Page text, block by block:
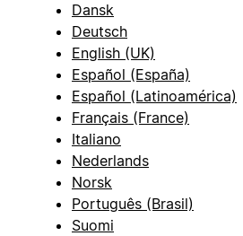
Dansk
Deutsch
English (UK)
Español (España)
Español (Latinoamérica)
Français (France)
Italiano
Nederlands
Norsk
Português (Brasil)
Suomi